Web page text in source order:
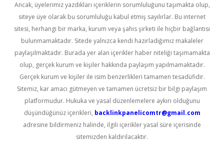
Ancak, üyelerimiz yazdıkları içeriklerin sorumluluğunu taşımakta olup,
siteye üye olarak bu sorumluluğu kabul etmiş sayılırlar. Bu internet
sitesi, herhangi bir marka, kurum veya şahıs şirketi ile hiçbir bağlantısı
bulunmamaktadır. Sitede yalnızca kendi hazırladığımız makaleler
paylaşılmaktadır. Burada yer alan içerikler haber niteliği taşımamakta
olup, gerçek kurum ve kişiler hakkında paylaşım yapılmamaktadır.
Gerçek kurum ve kişiler ile isim benzerlikleri tamamen tesadüfidir.
Sitemiz, kar amacı gütmeyen ve tamamen ücretsiz bir bilgi paylaşım
platformudur. Hukuka ve yasal düzenlemelere aykırı olduğunu
düşündüğünüz içerikleri, backlinkpanelicomtr@gmail.com
adresine bildirmeniz halinde, ilgili içerikler yasal süre içerisinde
sitemizden kaldırılacaktır.